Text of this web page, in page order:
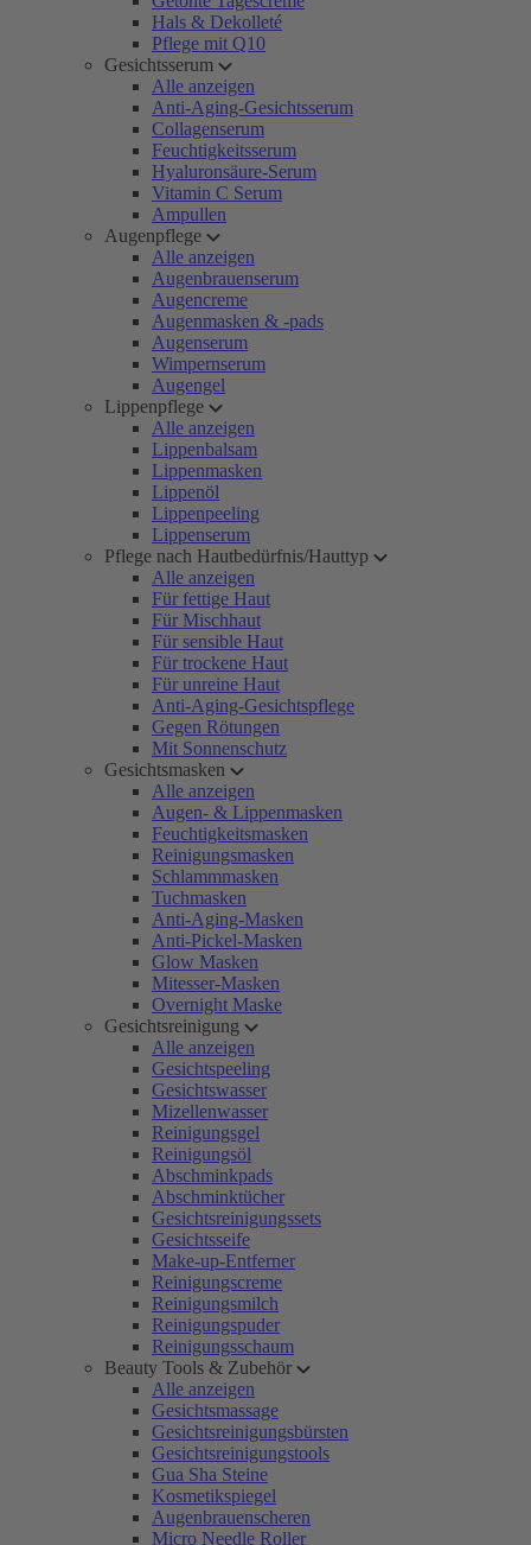
Hals & Dekolleté
Pflege mit Q10
Gesichtsserum
Alle anzeigen
Anti-Aging-Gesichtsserum
Collagenserum
Feuchtigkeitsserum
Hyaluronsäure-Serum
Vitamin C Serum
Ampullen
Augenpflege
Alle anzeigen
Augenbrauenserum
Augencreme
Augenmasken & -pads
Augenserum
Wimpernserum
Augengel
Lippenpflege
Alle anzeigen
Lippenbalsam
Lippenmasken
Lippenöl
Lippenpeeling
Lippenserum
Pflege nach Hautbedürfnis/Hauttyp
Alle anzeigen
Für fettige Haut
Für Mischhaut
Für sensible Haut
Für trockene Haut
Für unreine Haut
Anti-Aging-Gesichtspflege
Gegen Rötungen
Mit Sonnenschutz
Gesichtsmasken
Alle anzeigen
Augen- & Lippenmasken
Feuchtigkeitsmasken
Reinigungsmasken
Schlammmasken
Tuchmasken
Anti-Aging-Masken
Anti-Pickel-Masken
Glow Masken
Mitesser-Masken
Overnight Maske
Gesichtsreinigung
Alle anzeigen
Gesichtspeeling
Gesichtswasser
Mizellenwasser
Reinigungsgel
Reinigungsöl
Abschminkpads
Abschminktücher
Gesichtsreinigungssets
Gesichtsseife
Make-up-Entferner
Reinigungscreme
Reinigungsmilch
Reinigungspuder
Reinigungsschaum
Beauty Tools & Zubehör
Alle anzeigen
Gesichtsmassage
Gesichtsreinigungsbürsten
Gesichtsreinigungstools
Gua Sha Steine
Kosmetikspiegel
Augenbrauenscheren
Micro Needle Roller